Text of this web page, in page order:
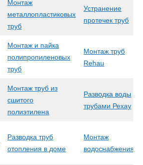
Монтаж
металлопластиковых
труб
Устранение
протечек труб
Монтаж и пайка
полипропиленовых
труб
Монтаж труб
Rehau
Монтаж труб из
сшитого
полиэтилена
Разводка воды
трубами Рехау
Разводка труб
отопления в доме
Монтаж
водоснабжения